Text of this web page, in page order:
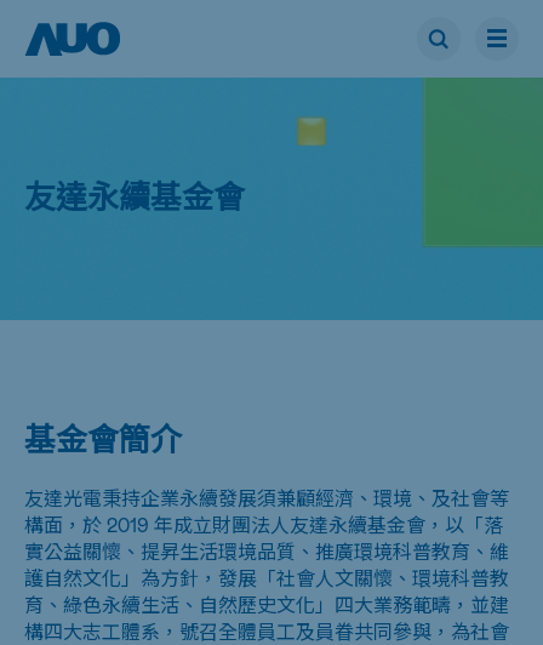
友達永續基金會
基金會簡介
友達光電秉持企業永續發展須兼顧經濟、環境、及社會等
構面，於 2019 年成立財團法人友達永續基金會，以「落
實公益關懷、提昇生活環境品質、推廣環境科普教育、維
護自然文化」為方針，發展「社會人文關懷、環境科普教
育、綠色永續生活、自然歷史文化」四大業務範疇，並建
構四大志工體系，號召全體員工及員眷共同參與，為社會